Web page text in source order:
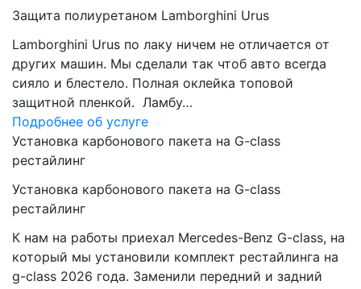
Защита полиуретаном Lamborghini Urus
Lamborghini Urus по лаку ничем не отличается от
других машин. Мы сделали так чтоб авто всегда
сияло и блестело. Полная оклейка топовой
защитной пленкой. Ламбу…
Подробнее об услуге
Установка карбонового пакета на G-class
рестайлинг
Установка карбонового пакета на G-class
рестайлинг
К нам на работы приехал Mercedes-Benz G-class, на
который мы установили комплект рестайлинга на
g-class 2026 года. Заменили передний и задний